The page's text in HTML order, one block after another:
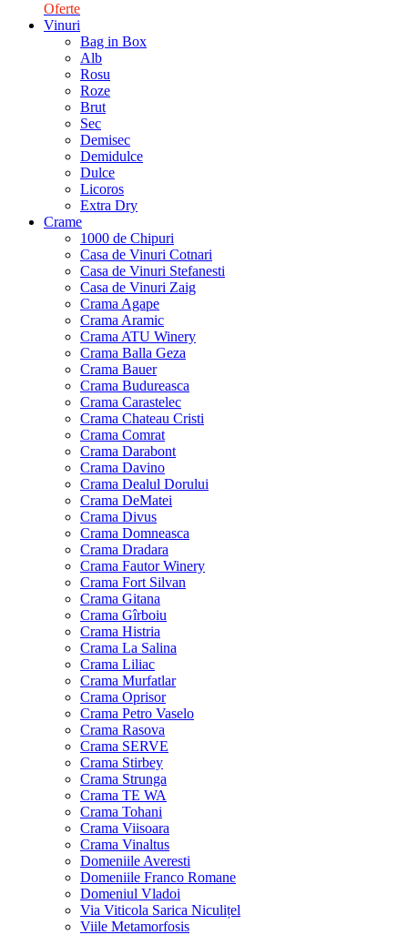
Oferte
Vinuri
Bag in Box
Alb
Rosu
Roze
Brut
Sec
Demisec
Demidulce
Dulce
Licoros
Extra Dry
Crame
1000 de Chipuri
Casa de Vinuri Cotnari
Casa de Vinuri Stefanesti
Casa de Vinuri Zaig
Crama Agape
Crama Aramic
Crama ATU Winery
Crama Balla Geza
Crama Bauer
Crama Budureasca
Crama Carastelec
Crama Chateau Cristi
Crama Comrat
Crama Darabont
Crama Davino
Crama Dealul Dorului
Crama DeMatei
Crama Divus
Crama Domneasca
Crama Dradara
Crama Fautor Winery
Crama Fort Silvan
Crama Gitana
Crama Gîrboiu
Crama Histria
Crama La Salina
Crama Liliac
Crama Murfatlar
Crama Oprisor
Crama Petro Vaselo
Crama Rasova
Crama SERVE
Crama Stirbey
Crama Strunga
Crama TE WA
Crama Tohani
Crama Viisoara
Crama Vinaltus
Domeniile Averesti
Domeniile Franco Romane
Domeniul Vladoi
Via Viticola Sarica Niculițel
Viile Metamorfosis